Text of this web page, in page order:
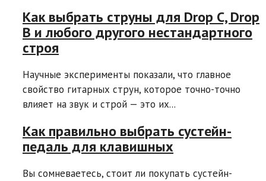
Как выбрать струны для Drop C, Drop
B и любого другого нестандартного
строя
Научные эксперименты показали, что главное
свойство гитарных струн, которое точно-точно
влияет на звук и строй — это их...
Как правильно выбрать сустейн-
педаль для клавишных
Вы сомневаетесь, стоит ли покупать сустейн-